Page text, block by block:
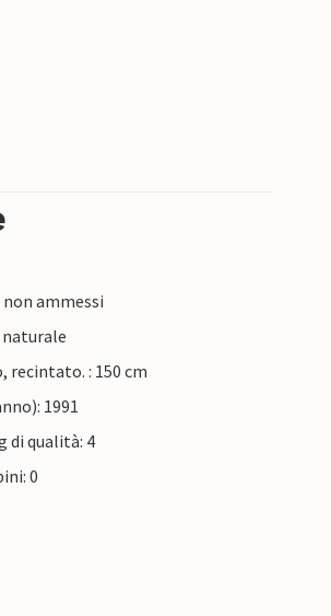
ammessi
recintato. : 150 cm
1991
di qualità: 4
0